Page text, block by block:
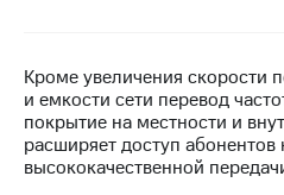
спикера
и акционерам
Корпоративное
управление
Кроме увеличения скорости
и емкости сети перевод
покрытие на местности и
расширяет доступ абонентов
высококачественной